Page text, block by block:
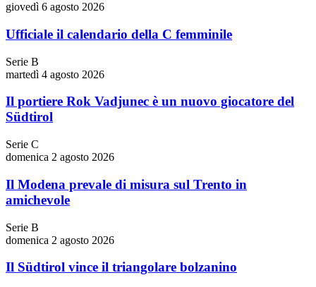
giovedì 6 agosto 2026
Ufficiale il calendario della C femminile
Serie B
martedì 4 agosto 2026
Il portiere Rok Vadjunec è un nuovo giocatore del
Südtirol
Serie C
domenica 2 agosto 2026
Il Modena prevale di misura sul Trento in
amichevole
Serie B
domenica 2 agosto 2026
Il Südtirol vince il triangolare bolzanino